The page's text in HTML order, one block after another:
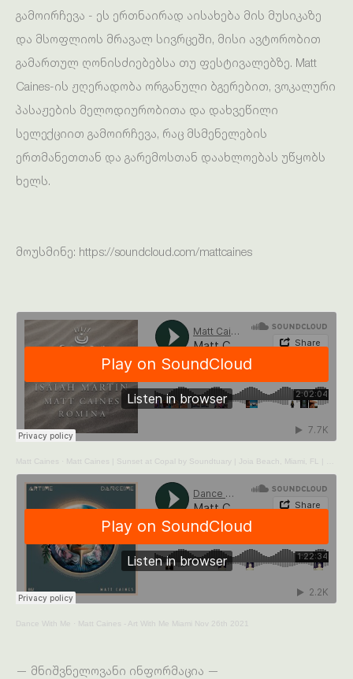
გამოირჩევა - ეს ერთნაირად აისახება მის მუსიკაზე
და მსოფლიოს მრავალ სივრცეში, მისი ავტორობით
გამართულ ღონისძიებებსა თუ ფესტივალებზე. Matt
Caines-ის ჟღერადობა ორგანული ბგერებით, ვოკალური
პასაჟების მელოდიურობითა და დახვეწილი
სელექციით გამოირჩევა, რაც მსმენელების
ერთმანეთთან და გარემოსთან დაახლოებას უწყობს
ხელს.
მოუსმინე: https://soundcloud.com/mattcaines
Matt Caines · Matt Caines | Sunset at Copal by Soundtuary | Joia Beach, Miami, FL | 08.01.21
Dance With Me · Matt Caines - Art With Me Miami Nov 26th 2021
— მნიშვნელოვანი ინფორმაცია —